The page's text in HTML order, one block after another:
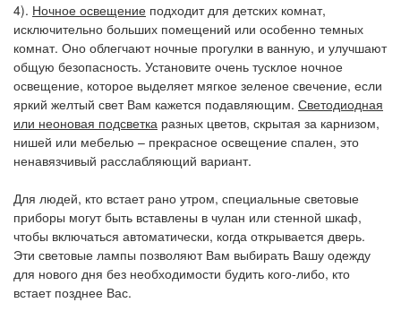
4). Ночное освещение подходит для детских комнат,
исключительно больших помещений или особенно темных
комнат. Оно облегчают ночные прогулки в ванную, и улучшают
общую безопасность. Установите очень тусклое ночное
освещение, которое выделяет мягкое зеленое свечение, если
яркий желтый свет Вам кажется подавляющим. Светодиодная
или неоновая подсветка разных цветов, скрытая за карнизом,
нишей или мебелью – прекрасное освещение спален, это
ненавязчивый расслабляющий вариант.
Для людей, кто встает рано утром, специальные световые
приборы могут быть вставлены в чулан или стенной шкаф,
чтобы включаться автоматически, когда открывается дверь.
Эти световые лампы позволяют Вам выбирать Вашу одежду
для нового дня без необходимости будить кого-либо, кто
встает позднее Вас.